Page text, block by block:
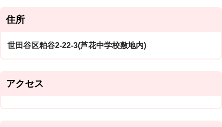
住所
世田谷区粕谷2-22-3(芦花中学校敷地内)
アクセス